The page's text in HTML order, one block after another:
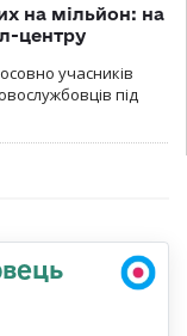
на мільйон: на
центру
учасників
під